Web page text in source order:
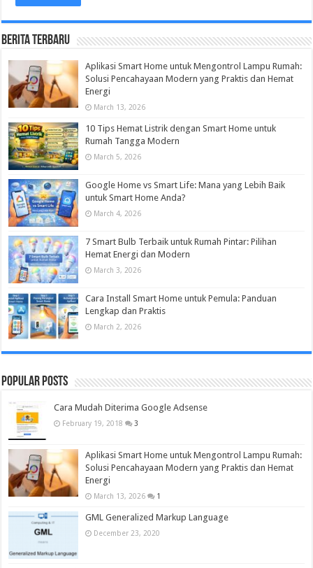
Berita Terbaru
Aplikasi Smart Home untuk Mengontrol Lampu Rumah:
Solusi Pencahayaan Modern yang Praktis dan Hemat
Energi
March 13, 2026
10 Tips Hemat Listrik dengan Smart Home untuk
Rumah Tangga Modern
March 5, 2026
Google Home vs Smart Life: Mana yang Lebih Baik
untuk Smart Home Anda?
March 4, 2026
7 Smart Bulb Terbaik untuk Rumah Pintar: Pilihan
Hemat Energi dan Modern
March 3, 2026
Cara Install Smart Home untuk Pemula: Panduan
Lengkap dan Praktis
March 2, 2026
Popular Posts
Cara Mudah Diterima Google Adsense
February 19, 2018 3
Aplikasi Smart Home untuk Mengontrol Lampu Rumah:
Solusi Pencahayaan Modern yang Praktis dan Hemat
Energi
March 13, 2026 1
GML Generalized Markup Language
December 23, 2020